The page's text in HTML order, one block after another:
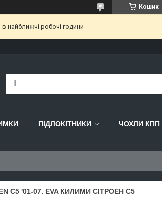
Кошик
найближчі робочі години
ПІДЛОКІТНИКИ ЧОХЛИ КПП
C5 '01-07. EVA КИЛИМИ СІТРОЕН С5